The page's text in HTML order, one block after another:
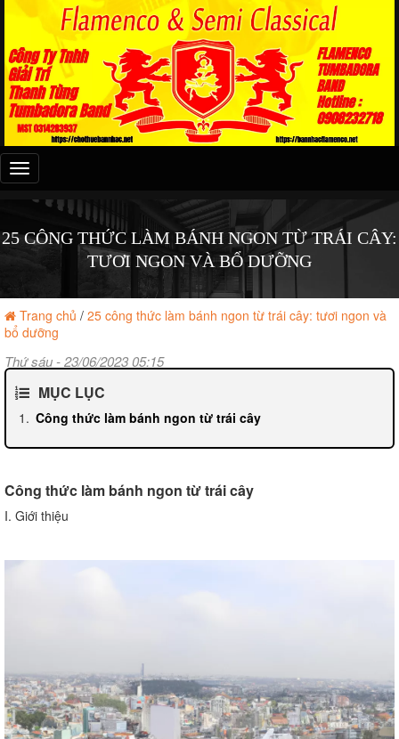
Đây
là
menu
25 CÔNG THỨC LÀM BÁNH NGON TỪ TRÁI CÂY:
TƯƠI NGON VÀ BỔ DƯỠNG
Trang chủ / 25 công thức làm bánh ngon từ trái cây: tươi ngon và
bổ dưỡng
Thứ sáu - 23/06/2023 05:15
MỤC LỤC
Công thức làm bánh ngon từ trái cây
Công thức làm bánh ngon từ trái cây
I. Giới thiệu